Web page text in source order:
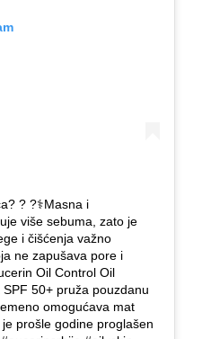
? ?‍⚕️Masna i
više sebuma, zato je
i čišćenja važno
ne zapušava pore i
Oil Control Oil
50+ pruža pouzdanu
omogućava mat
prošle godine proglašen